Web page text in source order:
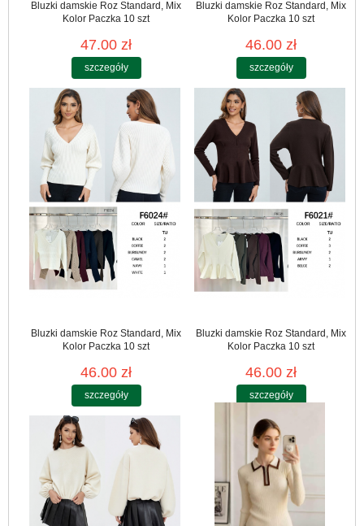
Bluzki damskie Roz Standard, Mix
Kolor Paczka 10 szt
47.00 zł
szczegóły
Bluzki damskie Roz Standard, Mix
Kolor Paczka 10 szt
46.00 zł
szczegóły
Bluzki damskie Roz Standard, Mix
Kolor Paczka 10 szt
46.00 zł
szczegóły
Bluzki damskie Roz Standard, Mix
Kolor Paczka 10 szt
46.00 zł
szczegóły